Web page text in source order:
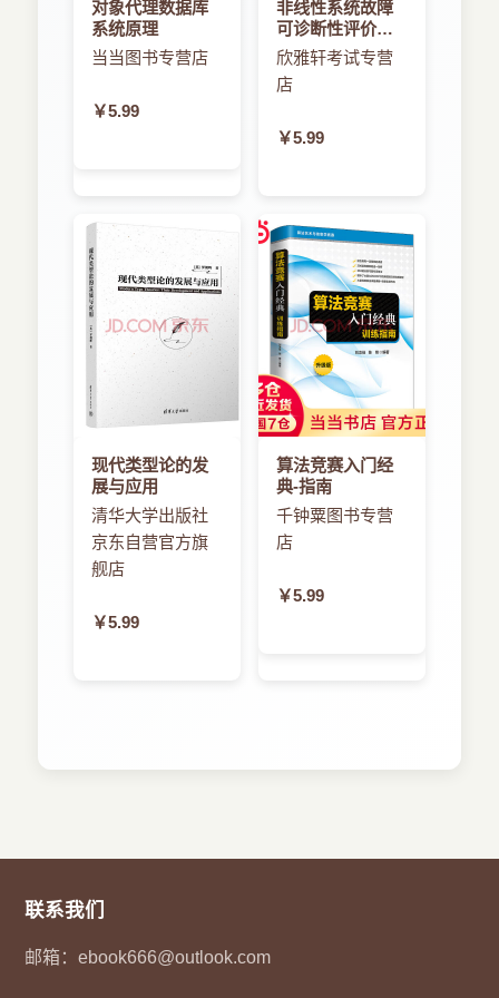
对象代理数据库
系统原理
当当图书专营店
￥5.99
非线性系统故障
可诊断性评价与
诊断方法
欣雅轩考试专营
店
￥5.99
现代类型论的发
展与应用
清华大学出版社
京东自营官方旗
舰店
￥5.99
算法竞赛入门经
典-指南
千钟粟图书专营
店
￥5.99
联系我们
邮箱：ebook666@outlook.com